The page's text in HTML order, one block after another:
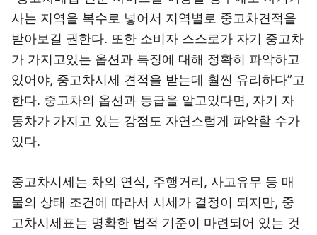
사는 지역을 복수로 넣어서 지역별로 중고차견적을
받아보길 권한다. 또한 소비자 스스로가 자기 중고차
가 가지고있는 옵션과 특징에 대해 정확히 파악하고
있어야, 중고차시세 견적을 받는데 훨씬 유리하다”고
한다. 중고차의 옵션과 등급을 알고있다면, 자기 자
동차가 가지고 있는 강점도 자연스럽게 파악할 수가
있다.
중고차시세는 차의 연식, 주행거리, 사고유무 등 매
물의 상태 조건에 따라서 시세가 결정이 되지만, 중
고차시세표는 명확한 법적 기준이 마련되어 있는 것